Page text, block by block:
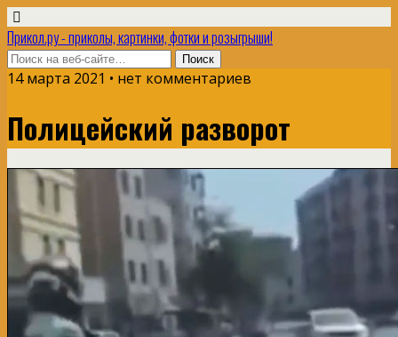
Прикол.ру - приколы, картинки, фотки и розыгрыши!
14 марта 2021 • нет комментариев
Полицейский разворот